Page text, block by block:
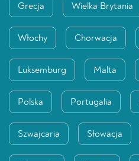
Grecja Wielka Brytania
Włochy Chorwacja
Luksemburg Malta
Polska Portugalia
Szwajcaria Słowacja